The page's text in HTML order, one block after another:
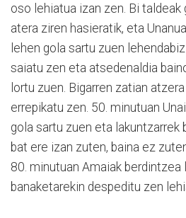
oso lehiatua izan zen. Bi taldeak
atera ziren hasieratik, eta
lehen gola sartu zuen
saiatu zen eta atsedenaldia
lortu zuen. Bigarren zatian
errepikatu zen. 50. minutuan
gola sartu zuen eta lakuntzarrek
bat ere izan zuten, baina ez
80. minutuan Amaiak berdintzea
banaketarekin despeditu zen